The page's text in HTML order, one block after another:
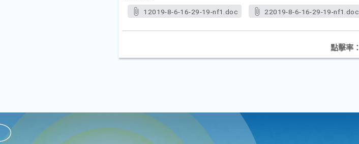
12019-8-6-16-29-19-nf1.doc 22019-8-6-16-29-19-nf1.doc
點擊率：